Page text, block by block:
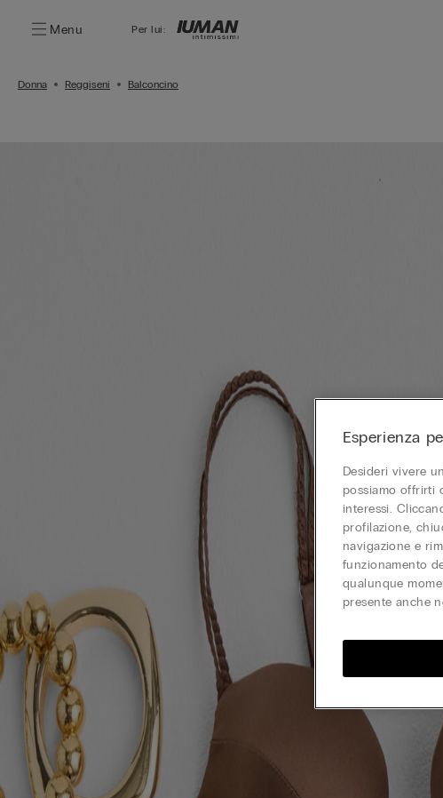
Menu Per lui:
Donna Reggiseni Balconcino
Esperienza
Desideri vivere
possiamo offrirti
interessi.
profilazione,
navigazione e
funzionamento
qualunque
presente anche